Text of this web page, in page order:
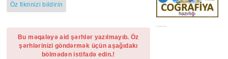
Öz fikrinizi bildirin
Bu məqaləyə aid şərhlər yazılmayıb. Öz
şərhlərinizi göndərmək üçün aşağıdakı
bölmədən istifadə edin.!
......